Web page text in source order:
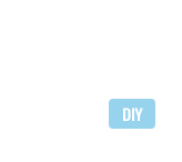
DIY